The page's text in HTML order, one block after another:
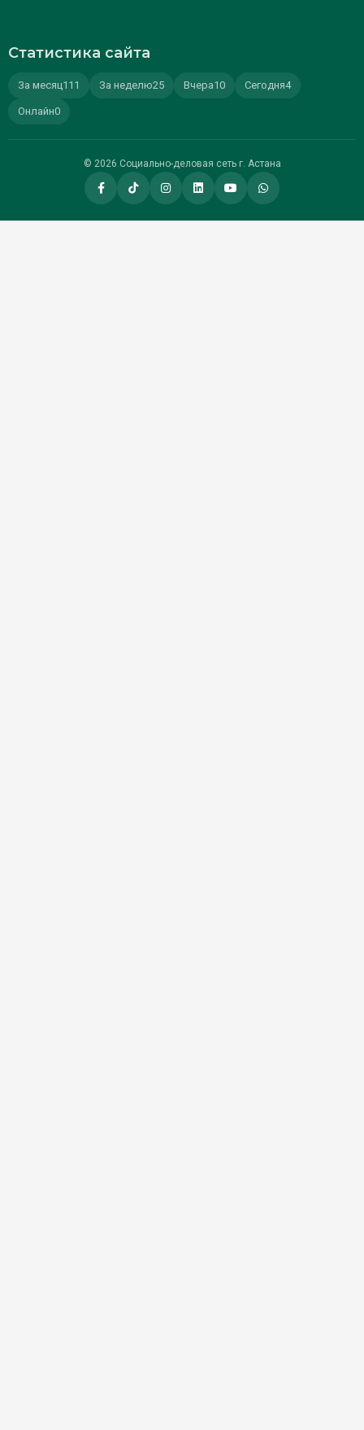
Статистика сайта
За месяц111 За неделю25 Вчера10 Сегодня4
Онлайн0
© 2026 Социально-деловая сеть г. Астана